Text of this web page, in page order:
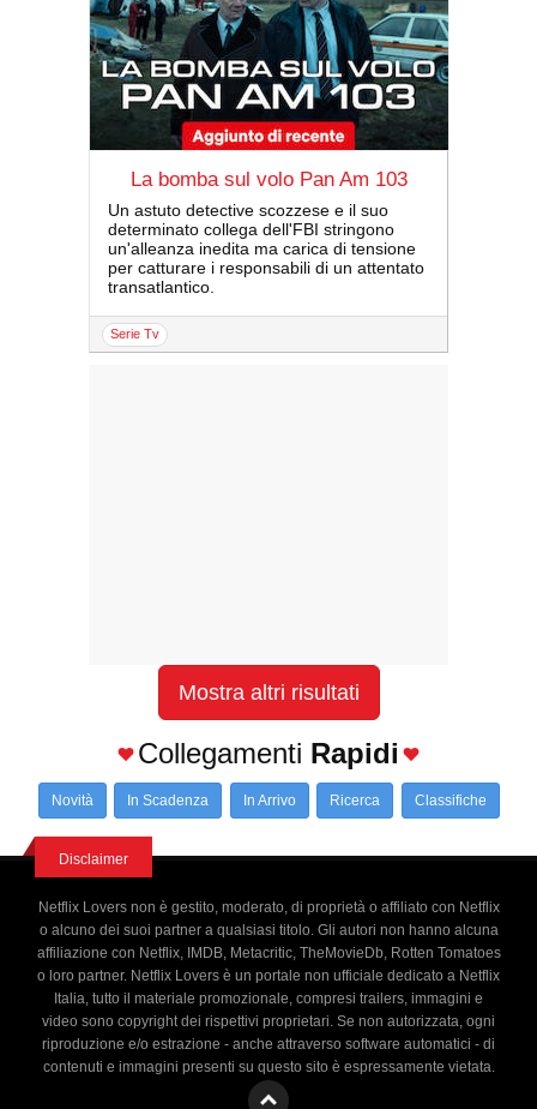
La bomba sul volo Pan Am 103
Un astuto detective scozzese e il suo
determinato collega dell'FBI stringono
un'alleanza inedita ma carica di tensione
per catturare i responsabili di un attentato
transatlantico.
serie Tv
Mostra altri risultati
Collegamenti Rapidi
Novità In Scadenza In Arrivo Ricerca Classifiche
Disclaimer
Netflix Lovers non è gestito, moderato, di proprietà o affiliato con Netflix
o alcuno dei suoi partner a qualsiasi titolo. Gli autori non hanno alcuna
affiliazione con Netflix, IMDB, Metacritic, TheMovieDb, Rotten Tomatoes
o loro partner. Netflix Lovers è un portale non ufficiale dedicato a Netflix
Italia, tutto il materiale promozionale, compresi trailers, immagini e
video sono copyright dei rispettivi proprietari. Se non autorizzata, ogni
riproduzione e/o estrazione - anche attraverso software automatici - di
contenuti e immagini presenti su questo sito è espressamente vietata.